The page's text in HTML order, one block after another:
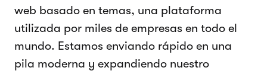
web basado en temas, una plataforma
utilizada por miles de empresas en todo el
mundo. Estamos enviando rápido en una
pila moderna y expandiendo nuestro